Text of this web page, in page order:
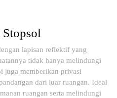
Stopsol
lapisan reflektif yang
tidak hanya melindungi
juga memberikan privasi
dari luar ruangan. Ideal
ruangan serta melindungi